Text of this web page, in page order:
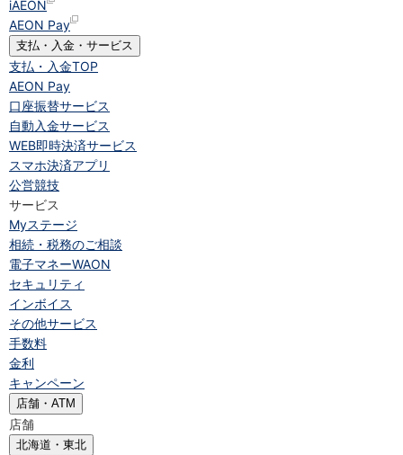
iAEON
AEON Pay
支払・入金・サービス
支払・入金TOP
AEON Pay
口座振替サービス
自動入金サービス
WEB即時決済サービス
スマホ決済アプリ
公営競技
サービス
Myステージ
相続・税務のご相談
電子マネーWAON
セキュリティ
インボイス
その他サービス
手数料
金利
キャンペーン
店舗・ATM
店舗
北海道・東北